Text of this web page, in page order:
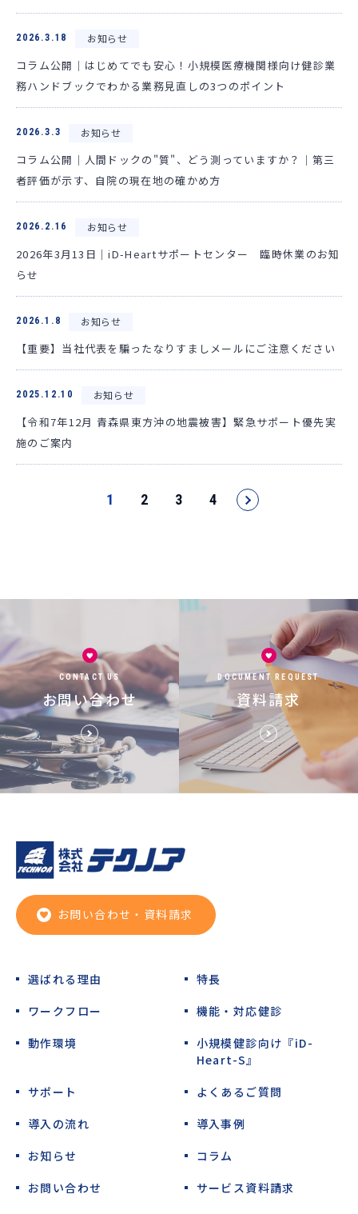
2026.3.18 お知らせ
コラム公開｜はじめてでも安心！小規模医療機関様向け健診業
務ハンドブックでわかる業務見直しの3つのポイント
2026.3.3 お知らせ
コラム公開｜人間ドックの"質"、どう測っていますか？｜第三
者評価が示す、自院の現在地の確かめ方
2026.2.16 お知らせ
2026年3月13日｜iD-Heartサポートセンター 臨時休業のお知
らせ
2026.1.8 お知らせ
【重要】当社代表を騙ったなりすましメールにご注意ください
2025.12.10 お知らせ
【令和7年12月 青森県東方沖の地震被害】緊急サポート優先実
施のご案内
1 2 3 4
CONTACT US
お問い合わせ
DOCUMENT REQUEST
資料請求
お問い合わせ・資料請求
選ばれる理由
特長
ワークフロー
機能・対応健診
動作環境
小規模健診向け『iD-
Heart-S』
サポート
よくあるご質問
導入の流れ
導入事例
お知らせ
コラム
お問い合わせ
サービス資料請求